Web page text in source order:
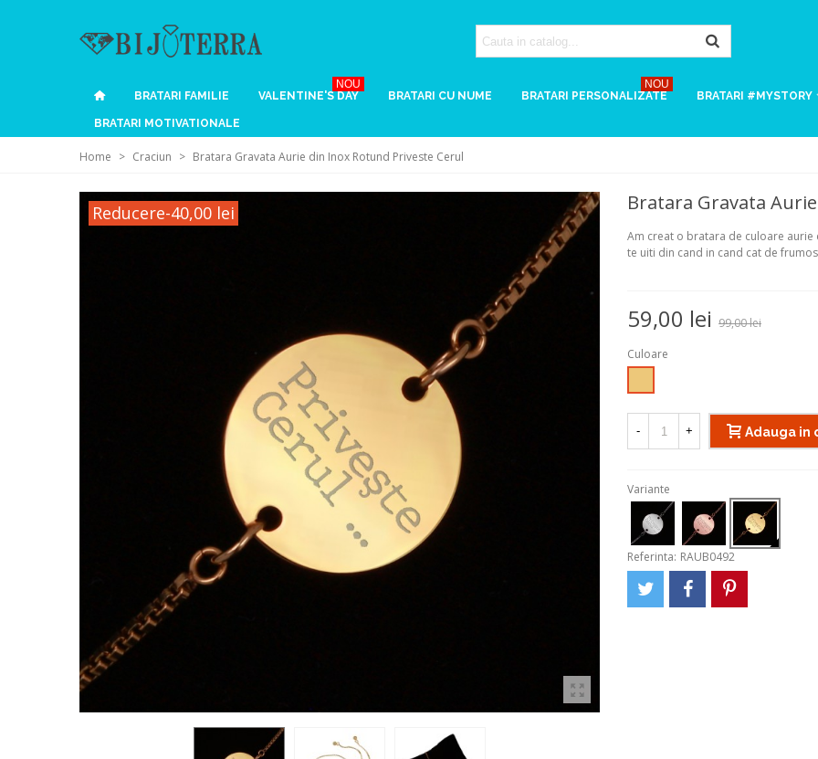
BRATARI FAMILIE VALENTINE'S DAY
NOU
BRATARI CU NUME
BRATARI PERSONALIZATE
NOU
BRATARI #MYSTORY
BRATARI MOTIVATIONALE
Home > Craciun > Bratara Gravata Aurie din Inox Rotund Priveste Cerul
Reducere-40,00 lei Bratara Gravata
Am creat o bratara de culoare aurie
te uiti din cand in cand cat de
59,00 lei 99,00 lei
Culoare
- + Adauga in
Variante
Referinta: RAUB0492